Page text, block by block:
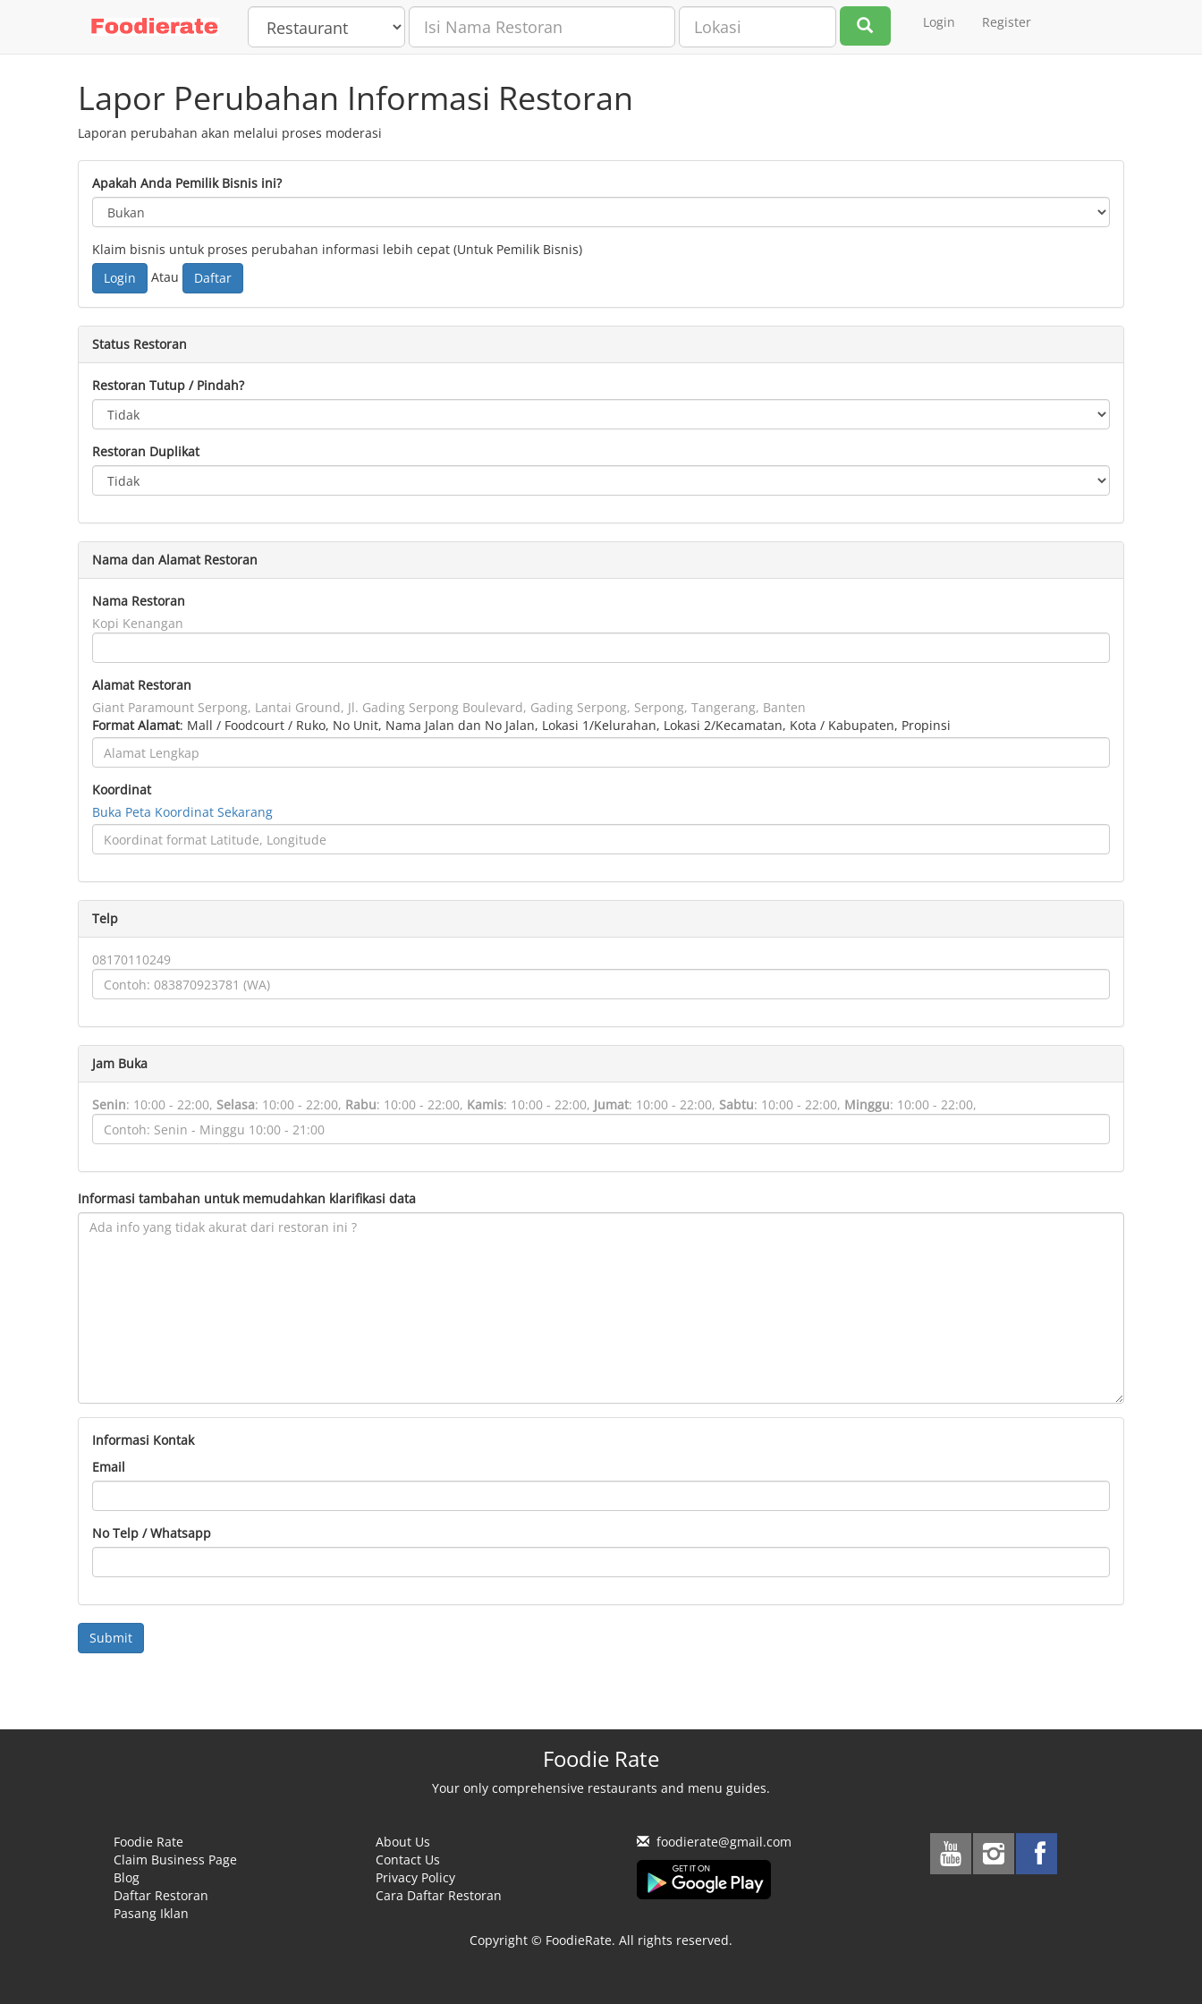
Login Register
Lapor Perubahan Informasi Restoran
Laporan perubahan akan melalui proses moderasi
Apakah Anda Pemilik Bisnis ini?
Klaim bisnis untuk proses perubahan informasi lebih cepat (Untuk Pemilik Bisnis)
Login
Atau Daftar
Status Restoran
Restoran Tutup / Pindah?
Restoran Duplikat
Nama dan Alamat Restoran
Nama Restoran
Kopi Kenangan
Alamat Restoran
Giant Paramount Serpong, Lantai Ground, Jl. Gading Serpong Boulevard, Gading Serpong, Serpong, Tangerang, Banten
Format Alamat: Mall / Foodcourt / Ruko, No Unit, Nama Jalan dan No Jalan, Lokasi 1/Kelurahan, Lokasi 2/Kecamatan, Kota / Kabupaten, Propinsi
Koordinat
Buka Peta Koordinat Sekarang
Telp
08170110249
Jam Buka
Senin: 10:00 - 22:00, Selasa: 10:00 - 22:00, Rabu: 10:00 - 22:00, Kamis: 10:00 - 22:00, Jumat: 10:00 - 22:00, Sabtu: 10:00 - 22:00, Minggu: 10:00 - 22:00,
Informasi tambahan untuk memudahkan klarifikasi data
Informasi Kontak
Email
No Telp / Whatsapp
Foodie Rate
Your only comprehensive restaurants and menu guides.
Foodie Rate
Claim Business Page
Blog
Daftar Restoran
Pasang Iklan
About Us
Contact Us
Privacy Policy
Cara Daftar Restoran
foodierate@gmail.com
Copyright © FoodieRate. All rights reserved.